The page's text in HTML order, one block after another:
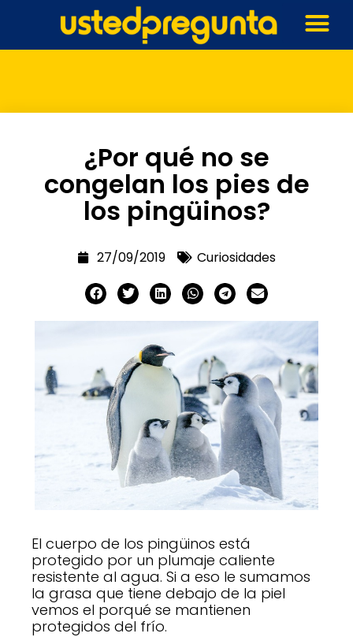
¿Por qué no se
congelan los pies de
los pingüinos?
27/09/2019 Curiosidades
El cuerpo de los pingüinos está
protegido por un plumaje caliente
resistente al agua. Si a eso le sumamos
la grasa que tiene debajo de la piel
vemos el porqué se mantienen
protegidos del frío.